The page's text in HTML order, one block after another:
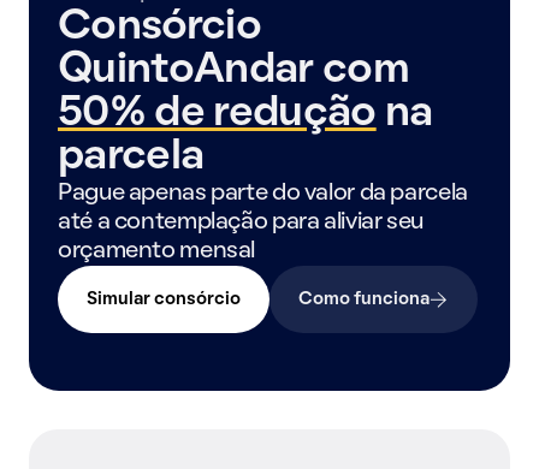
Consórcio
QuintoAndar com
50% de redução na
parcela
Pague apenas parte do valor da parcela
até a contemplação para aliviar seu
orçamento mensal
Simular consórcio Como funciona